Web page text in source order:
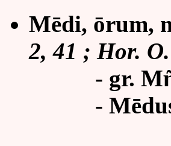
Mēdi, ōrum,
2, 41 ; Hor.
- gr.
-